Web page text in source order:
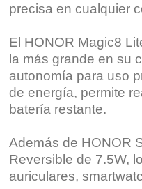
precisa en cualquier
El HONOR Magic8
la más grande en su
autonomía para uso
de energía, permite
batería restante.
Además de HONOR
Reversible de 7.5W,
auriculares,